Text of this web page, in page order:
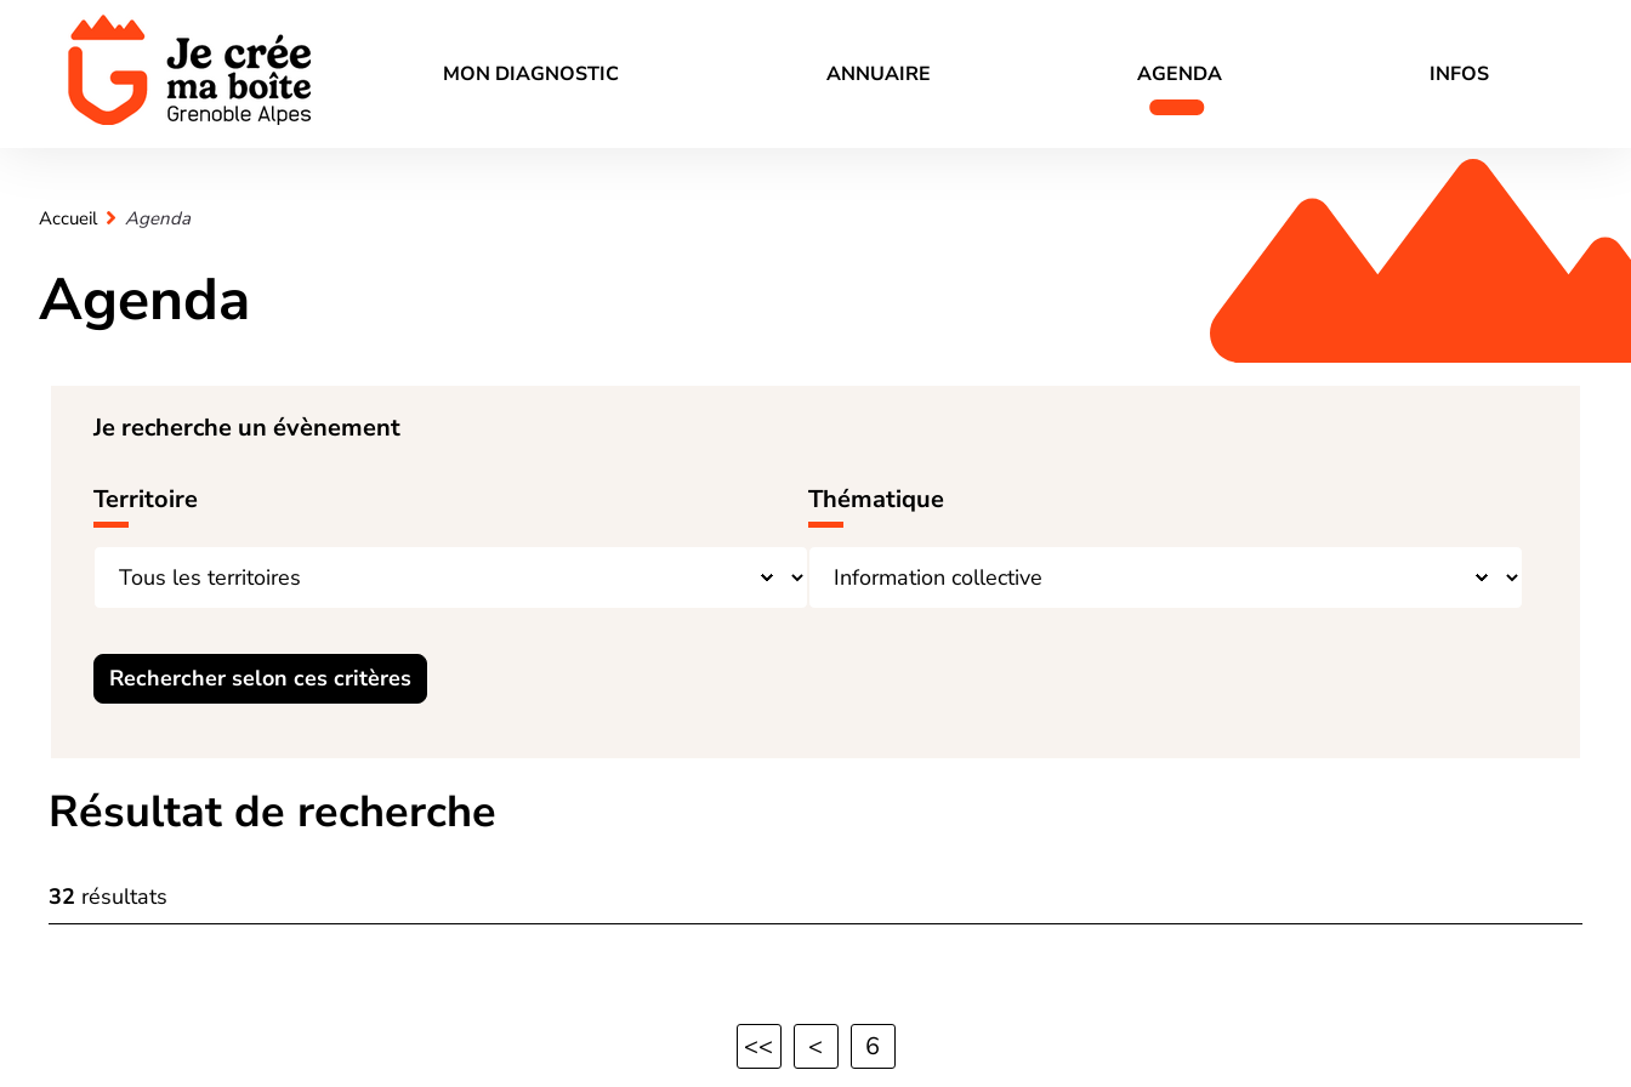
MON DIAGNOSTIC ANNUAIRE AGENDA INFOS
Accueil Agenda
Agenda
Je recherche un évènement
Territoire Thématique
Rechercher selon ces critères
Résultat de recherche
32 résultats
<< < 6